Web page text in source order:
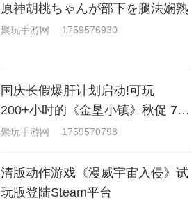
原神胡桃ちゃんが部下を腿法娴熟
聚玩手游网 1759576930
国庆长假爆肝计划启动!可玩
200+小时的《金垦小镇》秋促 7折
中
聚玩手游网 1759570798
清版动作游戏《漫威宇宙入侵》试
玩版登陆Steam平台